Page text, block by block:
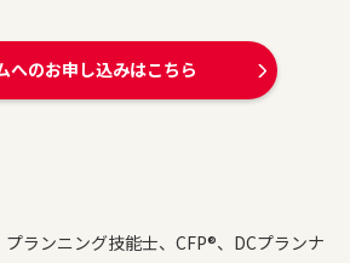
へのお申し込みはこちら
ランニング技能士、CFP®、DCプランナ